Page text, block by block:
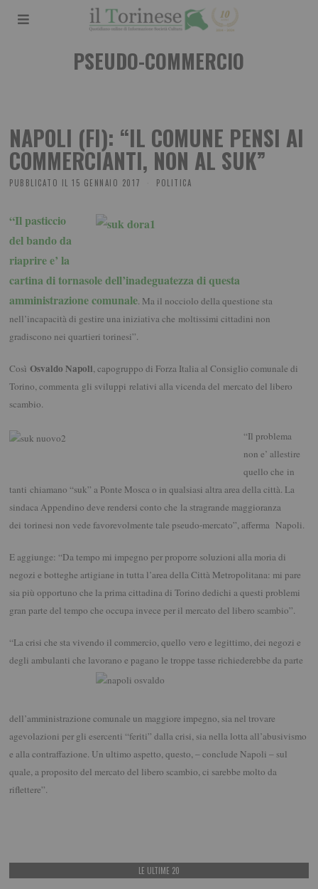
PSEUDO-COMMERCIO
NAPOLI (FI): “IL COMUNE PENSI AI
COMMERCIANTI, NON AL SUK”
PUBBLICATO IL 15 GENNAIO 2017 POLITICA
“Il pasticcio
del bando da
riaprire e’ la
cartina di tornasole dell’inadeguatezza di questa
amministrazione comunale. Ma il nocciolo della questione sta
nell’incapacità di gestire una iniziativa che moltissimi cittadini non
gradiscono nei quartieri torinesi”.
Così Osvaldo Napoli, capogruppo di Forza Italia al Consiglio comunale di
Torino, commenta gli sviluppi relativi alla vicenda del mercato del libero
scambio.
“Il problema
non e’ allestire
quello che in
tanti chiamano “suk” a Ponte Mosca o in qualsiasi altra area della città. La
sindaca Appendino deve rendersi conto che la stragrande maggioranza
dei torinesi non vede favorevolmente tale pseudo-mercato”, afferma Napoli.
E aggiunge: “Da tempo mi impegno per proporre soluzioni alla moria di
negozi e botteghe artigiane in tutta l’area della Città Metropolitana: mi pare
sia più opportuno che la prima cittadina di Torino dedichi a questi problemi
gran parte del tempo che occupa invece per il mercato del libero scambio”.
“La crisi che sta vivendo il commercio, quello vero e legittimo, dei negozi e
degli ambulanti che lavorano e pagano le troppe tasse richiederebbe da parte
dell’amministrazione comunale un maggiore impegno, sia nel trovare
agevolazioni per gli esercenti “feriti” dalla crisi, sia nella lotta all’abusivismo
e alla contraffazione. Un ultimo aspetto, questo, – conclude Napoli – sul
quale, a proposito del mercato del libero scambio, ci sarebbe molto da
riflettere”.
LE ULTIME 20